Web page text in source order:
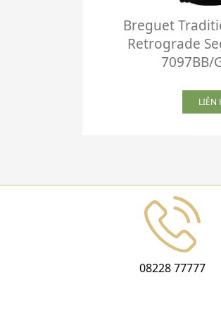
Breguet
Retrograde
7097BB/
LIÊN
08228 77777